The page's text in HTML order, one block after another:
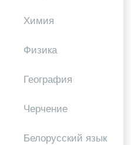
Химия
Физика
География
Черчение
Белорусский язык